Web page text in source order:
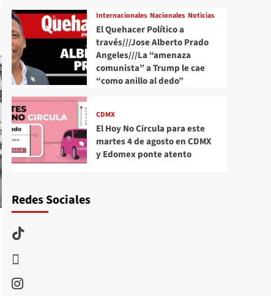
Internacionales Nacionales Noticias
El Quehacer Político a
través///Jose Alberto Prado
Angeles///La “amenaza
comunista” a Trump le cae
“como anillo al dedo”
CDMX
El Hoy No Circula para este
martes 4 de agosto en CDMX
y Edomex ponte atento
Redes Sociales
TikTok
Instagram